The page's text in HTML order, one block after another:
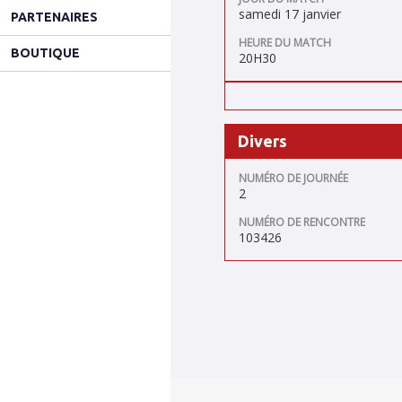
PARTENAIRES
BOUTIQUE
samedi 17 janvier
HEURE DU MATCH
20H30
Divers
NUMÉRO DE JOURNÉE
2
NUMÉRO DE RENCONTRE
103426